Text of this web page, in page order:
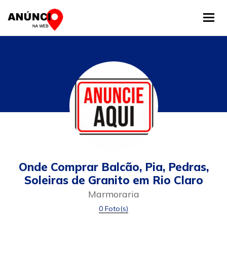
Onde Comprar Balcão, Pia, Pedras,
Soleiras de Granito em Rio Claro
Marmoraria
0 Foto(s)